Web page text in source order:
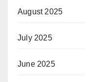
August 2025
July 2025
June 2025